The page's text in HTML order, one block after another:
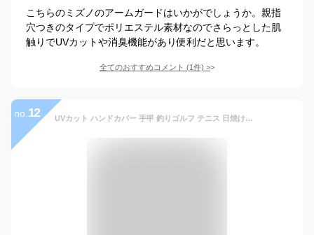
こちらのミズノのアームガードはいかがでしょうか。親指
穴つきのタイプでポリエステル素材なのでさらっとした肌
触りでUVカットや消臭機能があり便利だと思います。
全てのおすすめコメント (1件) >
no. 12 UVカット ハンドカバー 手甲 釣りゴルフ テニス 日焼け防止 (L, 男性ブラック黒)